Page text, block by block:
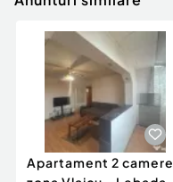
Apartament 2 camere